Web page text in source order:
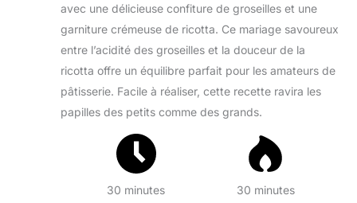
avec une délicieuse confiture de groseilles et une
garniture crémeuse de ricotta. Ce mariage savoureux
entre l’acidité des groseilles et la douceur de la
ricotta offre un équilibre parfait pour les amateurs de
pâtisserie. Facile à réaliser, cette recette ravira les
papilles des petits comme des grands.
30 minutes 30 minutes